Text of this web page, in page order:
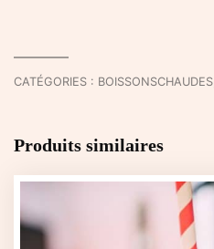
sur
CATÉGORIES : BOISSONSCHAUDES
Produits similaires